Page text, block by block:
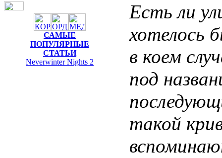
САМЫЕ
ПОПУЛЯРНЫЕ
СТАТЬИ
Neverwinter Nights 2
Есть ли
хотелось
в коем
под
такой